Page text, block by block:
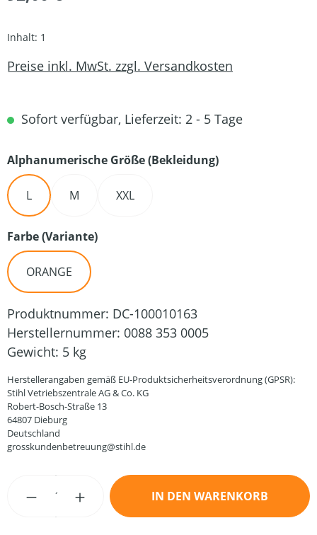
Inhalt: 1
Preise inkl. MwSt. zzgl. Versandkosten
Sofort verfügbar, Lieferzeit: 2 - 5 Tage
Alphanumerische Größe (Bekleidung)auswählen
L M XXL
Farbe (Variante)auswählen
ORANGE
Produktnummer: DC-100010163
Herstellernummer: 0088 353 0005
Gewicht: 5 kg
Herstellerangaben gemäß EU-Produktsicherheitsverordnung (GPSR):
Stihl Vetriebszentrale AG & Co. KG
Robert-Bosch-Straße 13
64807 Dieburg
Deutschland
grosskundenbetreuung@stihl.de
Produkt Anzahl: Gib den gewünschten
IN DEN WARENKORB